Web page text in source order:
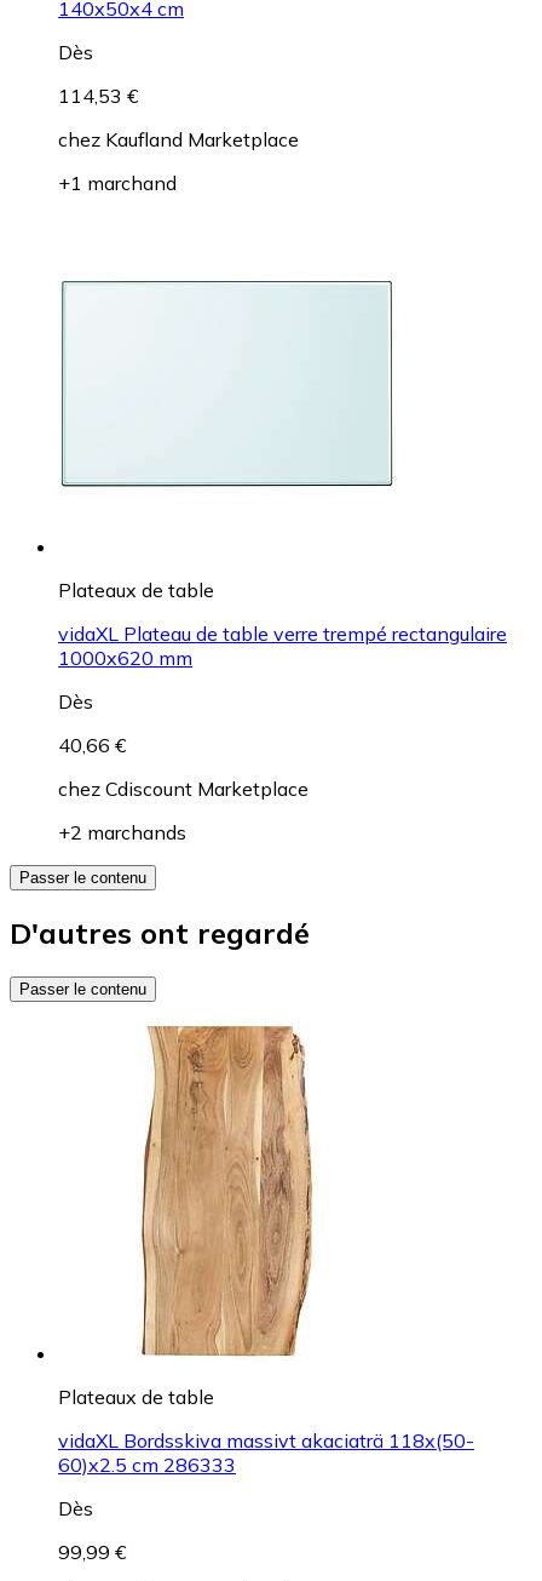
140x50x4 cm
Dès
114,53 €
chez Kaufland Marketplace
+1 marchand
Plateaux de table
vidaXL Plateau de table verre trempé rectangulaire
1000x620 mm
Dès
40,66 €
chez Cdiscount Marketplace
+2 marchands
Passer le contenu
D'autres ont regardé
Passer le contenu
Plateaux de table
vidaXL Bordsskiva massivt akaciaträ 118x(50-
60)x2.5 cm 286333
Dès
99,99 €